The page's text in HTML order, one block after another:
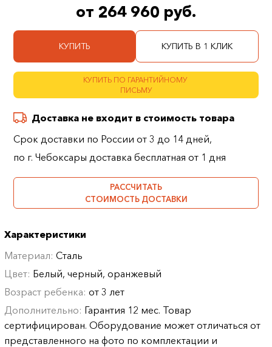
от 264 960 руб.
КУПИТЬ КУПИТЬ В 1 КЛИК
КУПИТЬ ПО ГАРАНТИЙНОМУ
ПИСЬМУ
Доставка не входит в стоимость товара
Срок доставки по России от 3 до 14 дней,
по г. Чебоксары доставка бесплатная от 1 дня
РАССЧИТАТЬ
СТОИМОСТЬ ДОСТАВКИ
Характеристики
Материал:Сталь
Цвет: Белый, черный, оранжевый
Возраст ребенка:от 3 лет
Дополнительно: Гарантия 12 мес. Товар
сертифицирован. Оборудование может отличаться от
представленного на фото по комплектации и